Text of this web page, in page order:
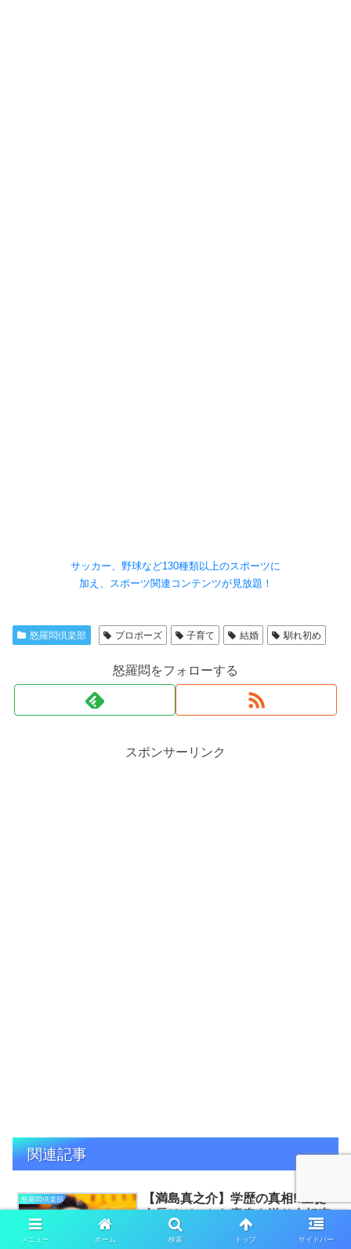
サッカー、野球など130種類以上のスポーツに
加え、スポーツ関連コンテンツが見放題！
怒羅悶倶楽部 プロポーズ 子育て 結婚 馴れ初め
怒羅悶をフォローする
スポンサーリンク
関連記事
怒羅悶倶楽部
【満島真之介】学歴の真相!!生徒
会長はバスケな青春を送り自転車
で日本一周した??
メニュー ホーム 検索 トップ サイドバー